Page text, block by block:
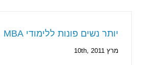
יותר נשים פונות ללימודי MBA
מרץ 10th, 2011